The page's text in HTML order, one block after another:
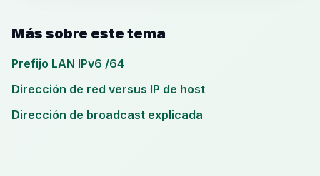
Más sobre este tema
Prefijo LAN IPv6 /64
Dirección de red versus IP de host
Dirección de broadcast explicada